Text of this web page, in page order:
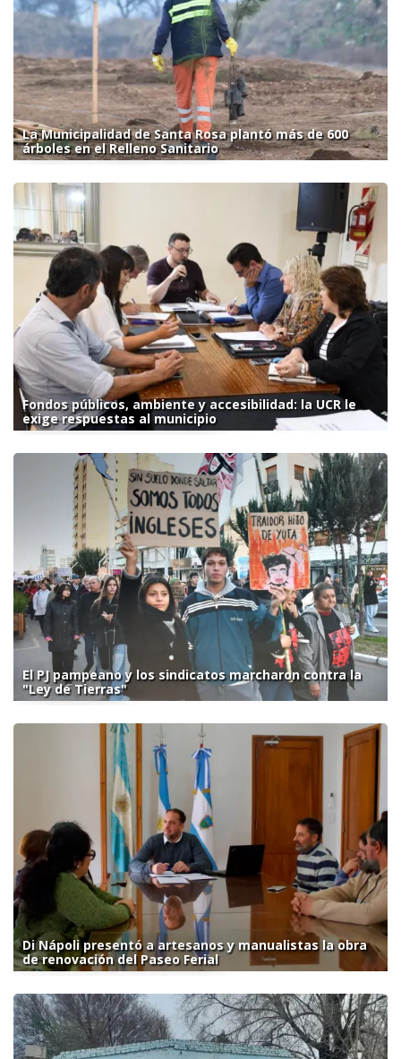
La Municipalidad de Santa Rosa plantó más de 600
árboles en el Relleno Sanitario
Fondos públicos, ambiente y accesibilidad: la UCR le
exige respuestas al municipio
El PJ pampeano y los sindicatos marcharon contra la
"Ley de Tierras"
Di Nápoli presentó a artesanos y manualistas la obra
de renovación del Paseo Ferial